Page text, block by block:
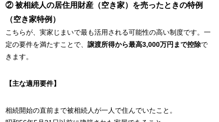
② 被相続人の居住用財産（空き家）を売ったときの特例
（空き家特例）
こちらが、実家じまいで最も活用される可能性の高い制度です。一
定の要件を満たすことで、譲渡所得から最高3,000万円まで控除で
きます。
【主な適用要件】
相続開始の直前まで被相続人が一人で住んでいたこと。